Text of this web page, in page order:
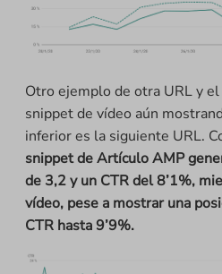
Otro ejemplo de otra URL y
snippet de vídeo aún
inferior es la siguiente URL.
snippet de Artículo AMP
de 3,2 y un CTR del 8’1%,
vídeo, pese a mostrar una
CTR hasta 9’9%.